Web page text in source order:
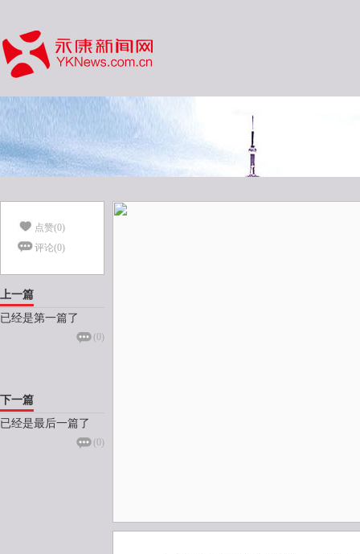
点赞(0)
评论(0)
上一篇
已经是第一篇了
(0)
下一篇
已经是最后一篇了
(0)